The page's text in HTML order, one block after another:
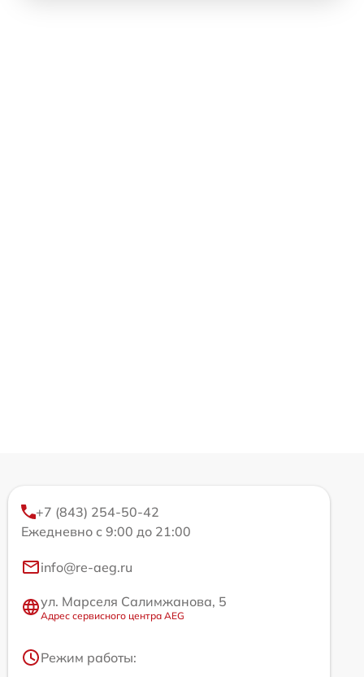
+7 (843) 254-50-42
Ежедневно с 9:00 до 21:00
info@re-aeg.ru
ул. Марселя Салимжанова, 5
Адрес сервисного центра AEG
Режим работы: